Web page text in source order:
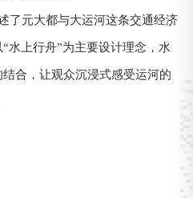
了元大都与大运河这条交通经济
水上行舟”为主要设计理念，水
合，让观众沉浸式感受运河的